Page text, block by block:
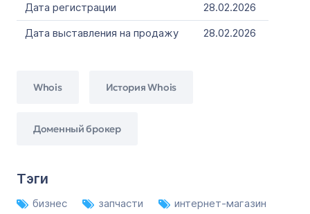
Дата регистрации
28.02.2026
Дата выставления на продажу
28.02.2026
Whois История Whois
Доменный брокер
Тэги
бизнес запчасти
интернет-магазин